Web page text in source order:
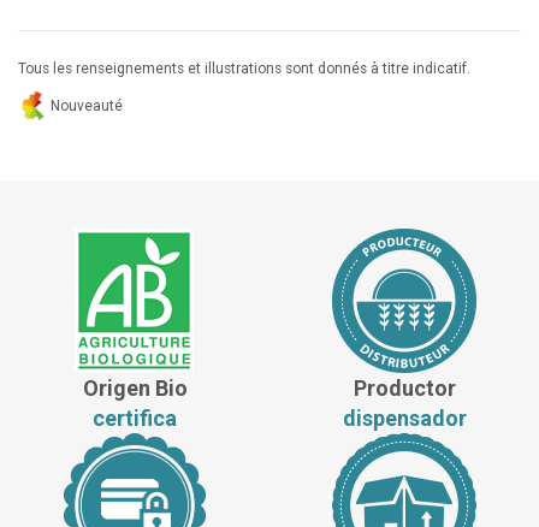
Tous les renseignements et illustrations sont donnés à titre indicatif.
Nouveauté
Origen Bio
certifica
Productor
dispensador